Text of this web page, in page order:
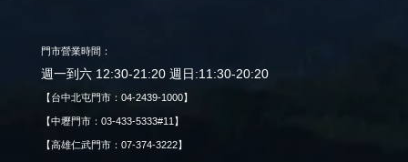
門市營業時間：
週一到六 12:30-21:20 週日:11:30-20:20
【台中北屯門市：04-2439-1000】
【中壢門市：03-433-5333#11】
【高雄仁武門市：07-374-3222】